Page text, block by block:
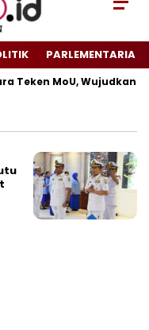
PARLEMENTARIA
Teken MoU, Wujudkan